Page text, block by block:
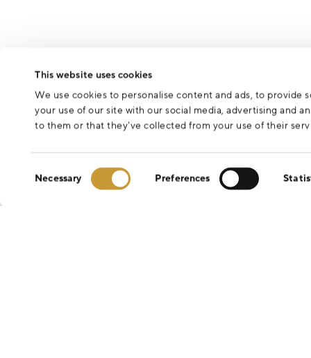
This website uses cookies
We use cookies to personalise content and ads, to provide
your use of our site with our social media, advertising and
to them or that they’ve collected from your use of their
Necessary Preferences